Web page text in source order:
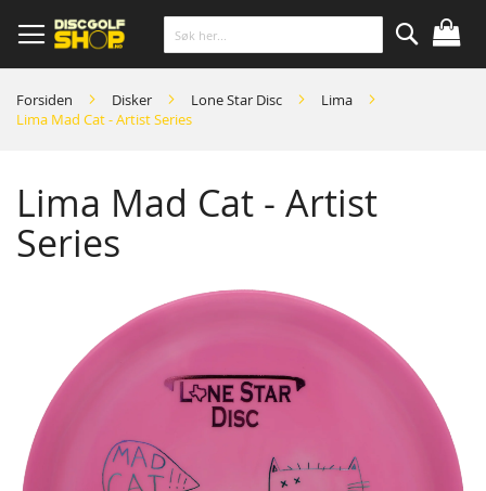
to
Content
Søk
Forsiden Disker Lone Star Disc
Lima
Lima Mad Cat - Artist Series
Lima Mad Cat - Artist
Series
images
gallery